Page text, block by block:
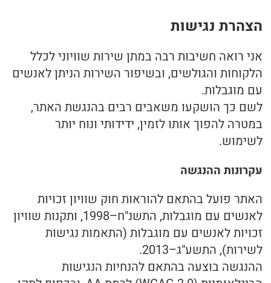
נחשון מזרחי
המלצות על הרצאות
המלצות על סדנאות
המלצות קורס ריבלנסינג
המלצות בתחום היוגה
הרצאות
נחשון מזרחי – הרצאות לארגונים
הרצאות לקהל הרחב
ריבלנסינג
עיסוי-ריבלנסינג
סדנת הנעת מפרקים – למטפלים
NLP
יוגה-שיעורים קבוצתיים
יוגה-בטבע
מהי יוגה עבורי
NLP
ריבלנסינג
זוגיות
יצירת קשר
'סגור תפריט'
הצהרת נגישות
אני רואה חשיבות רבה במתן שירות שוויוני לכלל
הלקוחות והגולשים, ובשיפור השירות הניתן לאנשים
עם מוגבלות.
לשם כך הושקעו משאבים רבים בהנגשת האתר,
במטרה להפוך אותו לזמין, ידידותי ונוח יותר
לשימוש.
עקרונות ההנגשה
האתר פועל בהתאם להוראות חוק שוויון זכויות
לאנשים עם מוגבלות, התשנ"ח–1998, ותקנות שוויון
זכויות לאנשים עם מוגבלות (התאמות נגישות
לשירות), התשע"ג–2013.
ההנגשה בוצעה בהתאם להנחיות הנגישות